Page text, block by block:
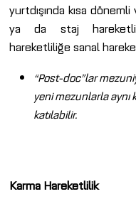
yurtdışında kısa
ya da staj
hareketliliğe sanal
“Post-doc”lar
yeni mezunlarla
katılabilir.
Karma Hareketlilik